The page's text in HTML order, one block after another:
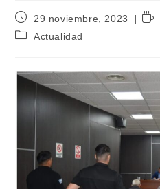
29 noviembre, 2023
Actualidad